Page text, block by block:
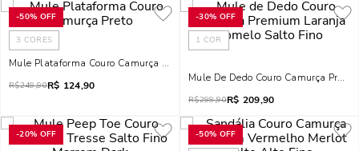
-50% OFF
3 CORES
Mule Plataforma Couro Camurça Preto
R$249,90R$ 124,90
-30% OFF
1 COR
Mule De Dedo Couro Camurça
R$299,90R$ 209,90
-20% OFF -50% OFF